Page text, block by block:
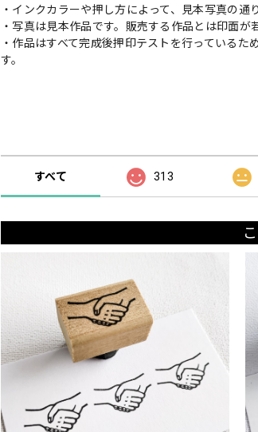
・インクカラーや押し方によって、見本写真の通
・写真は見本作品です。販売する作品とは印面が
・作品はすべて完成後押印テストを行っている
す。
すべて 313